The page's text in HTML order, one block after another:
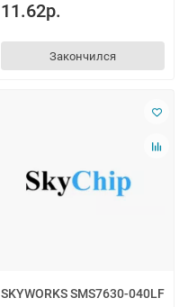
11.62р.
Закончился
SKYWORKS SMS7630-040LF